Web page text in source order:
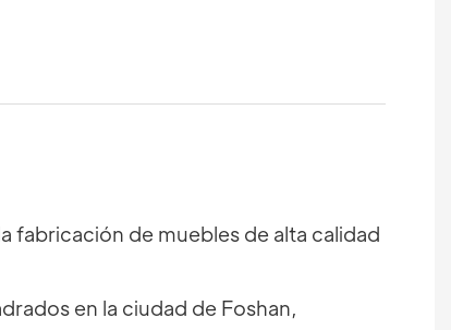
fabricación de muebles de alta calidad
en la ciudad de Foshan,